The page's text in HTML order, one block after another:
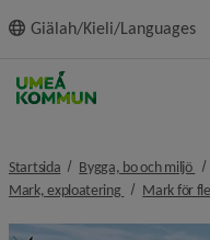
innehållet
Giälah/Kieli/Languages
Startsida Bygga, bo och miljö
Mark, exploatering nivå i
Mark för